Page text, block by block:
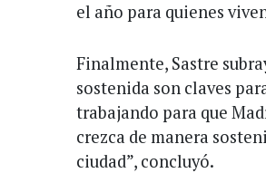
el año para quienes
Finalmente, Sastre
sostenida son claves
trabajando para que
crezca de manera
ciudad”, concluyó.